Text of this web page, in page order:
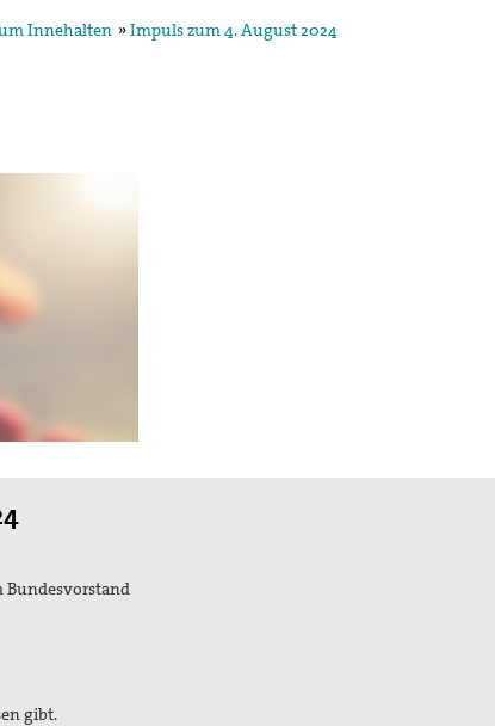
Innehalten »Impuls zum 4. August 2024
Bundesvorstand
gibt.